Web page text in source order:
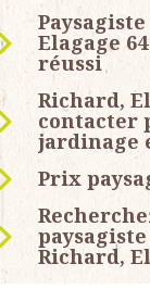
Elagage
réussi
Richard,
contacter
jardinage
Prix
Richard,